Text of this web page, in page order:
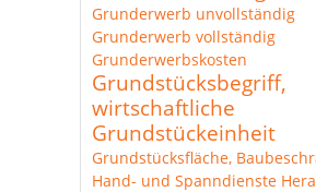
Grunderwerb unvollständig
Grunderwerb vollständig
Grunderwerbskosten
Grundstücksbegriff,
wirtschaftliche
Grundstückeinheit
Grundstücksfläche,
Hand- und Spanndienste